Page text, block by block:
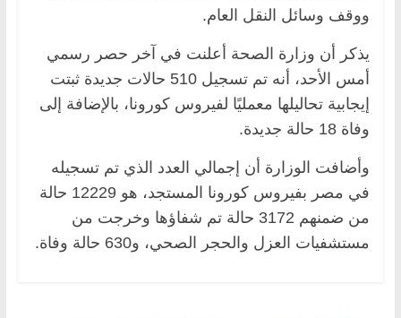
ووقف وسائل النقل العام.
يذكر أن وزارة الصحة أعلنت في آخر حصر رسمي
أمس الأحد، أنه تم تسجيل 510 حالات جديدة ثبتت
إيجابية تحاليلها معمليًا لفيروس كورونا، بالإضافة إلى
وفاة 18 حالة جديدة.
وأضافت الوزارة أن إجمالي العدد الذي تم تسجيله
في مصر بفيروس كورونا المستجد، هو 12229 حالة
من ضمنهم 3172 حالة تم شفاؤها وخرجت من
مستشفيات العزل والحجر الصحي، و630 حالة وفاة.